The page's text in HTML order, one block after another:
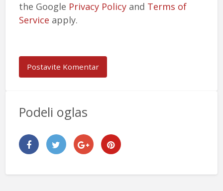
the Google Privacy Policyand Terms of
Service apply.
Podeli oglas